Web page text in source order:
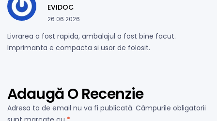
Evaluat la5
5
EVIDOC
26.06.2026
Livrarea a fost rapida, ambalajul a fost bine facut.
Imprimanta e compacta si usor de folosit.
Adaugă O Recenzie
Adresa ta de email nu va fi publicată. Câmpurile obligatorii